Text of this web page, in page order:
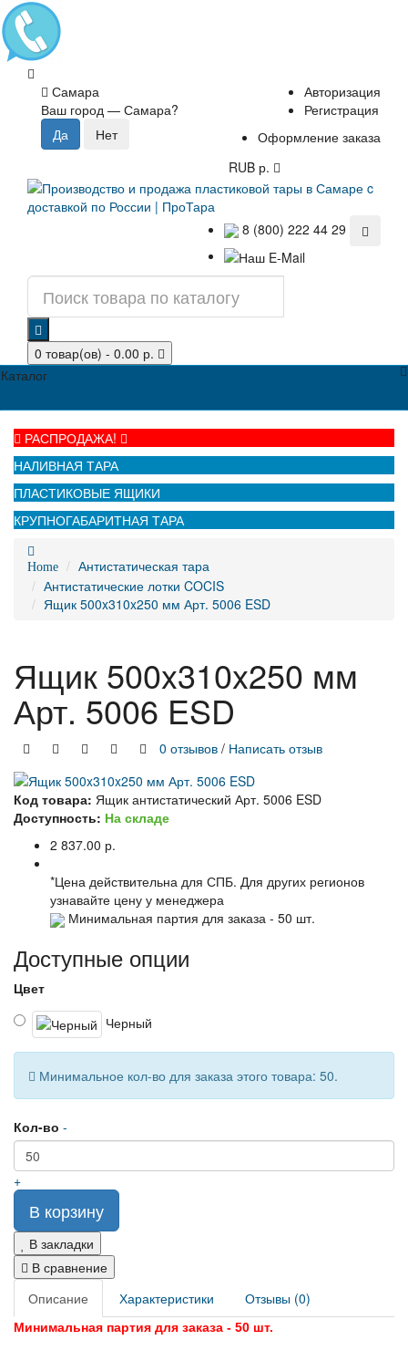
Самара
Ваш город — Самара?
Авторизация
Регистрация
Оформление заказа
RUB р.
8 (800) 222 44 29
0 товар(ов) - 0.00 р.
Каталог
РАСПРОДАЖА!
НАЛИВНАЯ ТАРА
ПЛАСТИКОВЫЕ ЯЩИКИ
КРУПНОГАБАРИТНАЯ ТАРА
Home
Антистатическая тара
Антистатические лотки COCIS
Ящик 500x310x250 мм Арт. 5006 ESD
Ящик 500x310x250 мм
Арт. 5006 ESD
0 отзывов / Написать отзыв
Код товара: Ящик антистатический Арт. 5006 ESD
Доступность: На складе
2 837.00 р.
*Цена действительна для СПБ. Для других регионов
узнавайте цену у менеджера
Минимальная партия для заказа - 50 шт.
Доступные опции
Цвет
Черный
Минимальное кол-во для заказа этого товара: 50.
Кол-во -
+
В корзину
В закладки
В сравнение
Описание
Характеристики Отзывы (0)
Минимальная партия для заказа - 50 шт.